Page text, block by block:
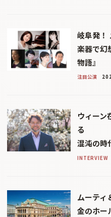
岐阜発
楽器で幻
物語』
注目公演
ウィーン
る
混沌の時
INTERVIEW
ムーティ
金のホー